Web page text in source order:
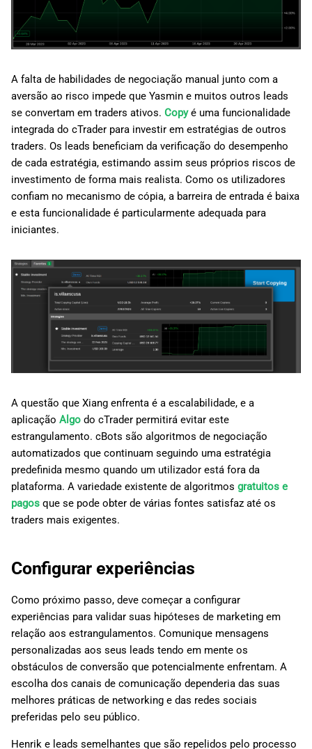
A falta de habilidades de negociação manual junto com a
aversão ao risco impede que Yasmin e muitos outros leads
se convertam em traders ativos. Copyé uma funcionalidade
integrada do cTrader para investir em estratégias de outros
traders. Os leads beneficiam da verificação do desempenho
de cada estratégia, estimando assim seus próprios riscos de
investimento de forma mais realista. Como os utilizadores
confiam no mecanismo de cópia, a barreira de entrada é baixa
e esta funcionalidade é particularmente adequada para
iniciantes.
A questão que Xiang enfrenta é a escalabilidade, e a
aplicação Algo do cTrader permitirá evitar este
estrangulamento. cBots são algoritmos de negociação
automatizados que continuam seguindo uma estratégia
predefinida mesmo quando um utilizador está fora da
plataforma. A variedade existente de algoritmos gratuitos e
pagos que se pode obter de várias fontes satisfaz até os
traders mais exigentes.
Configurar experiências
Como próximo passo, deve começar a configurar
experiências para validar suas hipóteses de marketing em
relação aos estrangulamentos. Comunique mensagens
personalizadas aos seus leads tendo em mente os
obstáculos de conversão que potencialmente enfrentam. A
escolha dos canais de comunicação dependeria das suas
melhores práticas de networking e das redes sociais
preferidas pelo seu público.
Henrik e leads semelhantes que são repelidos pelo processo